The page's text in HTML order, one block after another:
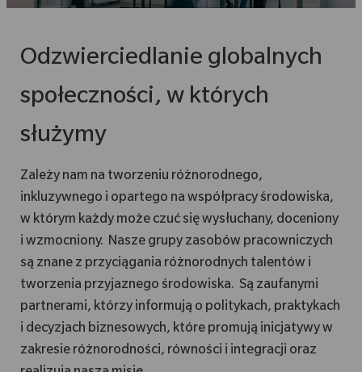
Odzwierciedlanie globalnych
społeczności, w których
służymy
Zależy nam na tworzeniu różnorodnego,
inkluzywnego i opartego na współpracy środowiska,
w którym każdy może czuć się wysłuchany, doceniony
i wzmocniony. Nasze grupy zasobów pracowniczych
są znane z przyciągania różnorodnych talentów i
tworzenia przyjaznego środowiska. Są zaufanymi
partnerami, którzy informują o politykach, praktykach
i decyzjach biznesowych, które promują inicjatywy w
zakresie różnorodności, równości i integracji oraz